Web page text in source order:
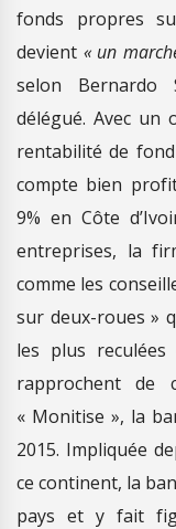
fonds propres
devient « un
selon Bernardo
délégué. Avec un
rentabilité de
compte bien
9% en Côte
entreprises, la
comme les
sur deux-roues »
les plus
rapprochent de
« Monitise », la
2015. Impliquée
ce continent, la
pays et y fait